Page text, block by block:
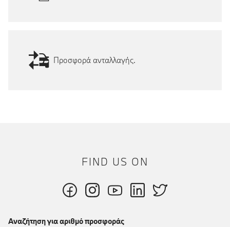
Προσφορά ανταλλαγής.
FIND US ON
Αναζήτηση για αριθμό προσφοράς